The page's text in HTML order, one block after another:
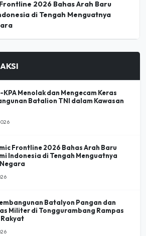
2026 Bahas Arah Baru
di Tengah Menguatnya
KPA Menolak dan Mengecam Keras
Batalion TNI dalam Kawasan
Frontline 2026 Bahas Arah Baru
Indonesia di Tengah Menguatnya
Batalyon Pangan dan
Militer di Tonggurambang Rampas